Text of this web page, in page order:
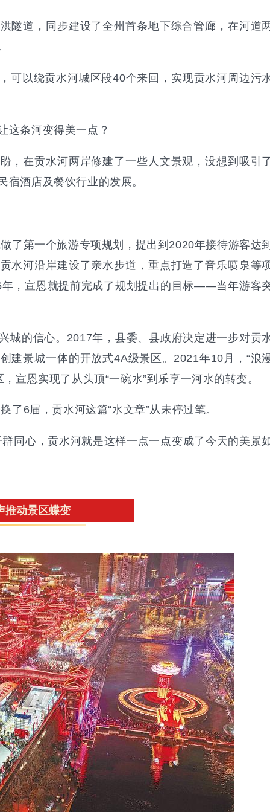
隧道，同步建设了全州首条地下综合管廊，在河道
可以绕贡水河城区段40个来回，实现贡水河周边污
这条河变得美一点？
，在贡水河两岸修建了一些人文景观，没想到吸引
酒店及餐饮行业的发展。
了第一个旅游专项规划，提出到2020年接待游客达
水河沿岸建设了亲水步道，重点打造了音乐喷泉等
，宣恩就提前完成了规划提出的目标——当年游客
城的信心。2017年，县委、县政府决定进一步对贡
建景城一体的开放式4A级景区。2021年10月，“浪
宣恩实现了从头顶“一碗水”到乐享一河水的转变。
6届，贡水河这篇“水文章”从未停过笔。
同心，贡水河就是这样一点一点变成了今天的美景
推动景区蝶变